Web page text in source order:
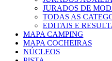
JURADOS DE
TODAS AS
EDITAIS E
MAPA CAMPING
MAPA COCHEIRAS
NÚCLEOS